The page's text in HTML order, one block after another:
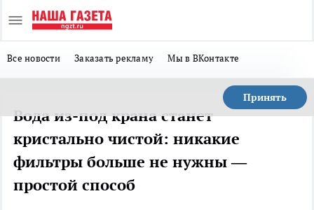
Все новости Заказать рекламу Мы в ВКонтакте
Принять
Вода из-под крана станет
кристально чистой: никакие
фильтры больше не нужны —
простой способ